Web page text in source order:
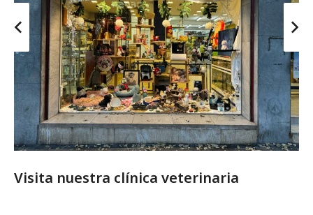
Visita nuestra clínica veterinaria